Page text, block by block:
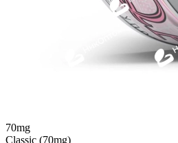
70mg
Classic (70mg)